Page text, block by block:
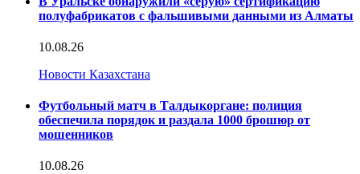
полуфабрикатов с фальшивыми данными из Алматы
10.08.26
Новости Казахстана
Футбольный матч в Талдыкоргане: полиция
обеспечила порядок и раздала 1000 брошюр от
мошенников
10.08.26